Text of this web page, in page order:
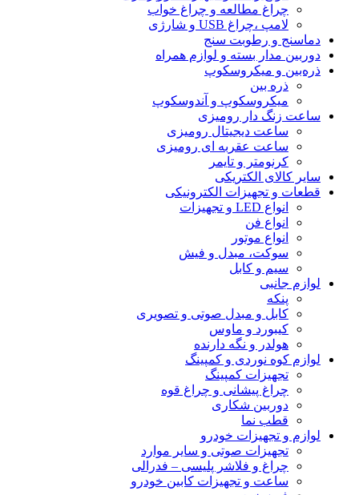
چراغ مطالعه و چراغ خواب
لامپ ،چراغ USB و شارژی
دماسنج و رطوبت سنج
دوربین مدار بسته و لوازم همراه
ذره‌بین و میکروسکوپ
ذره بین
میکروسکوپ و آندوسکوپ
ساعت زنگ دار رومیزی
ساعت دیجیتال رومیزی
ساعت عقربه ای رومیزی
کرنومتر و تایمر
سایر کالای الکتریکی
قطعات و تجهیزات الکترونیکی
انواع LED و تجهیزات
انواع فن
انواع موتور
سوکت، مبدل و فیش
سیم و کابل
لوازم جانبی
پنکه
کابل و مبدل صوتی و تصویری
کیبورد و ماوس
هولدر و نگه دارنده
لوازم کوه نوردی و کمپینگ
تجهیزات کمپینگ
چراغ پیشانی و چراغ قوه
دوربین شکاری
قطب نما
لوازم و تجهیزات خودرو
تجهیزات صوتی و سایر موارد
چراغ و فلاشر پلیسی – فدرالی
ساعت و تجهیزات کابین خودرو